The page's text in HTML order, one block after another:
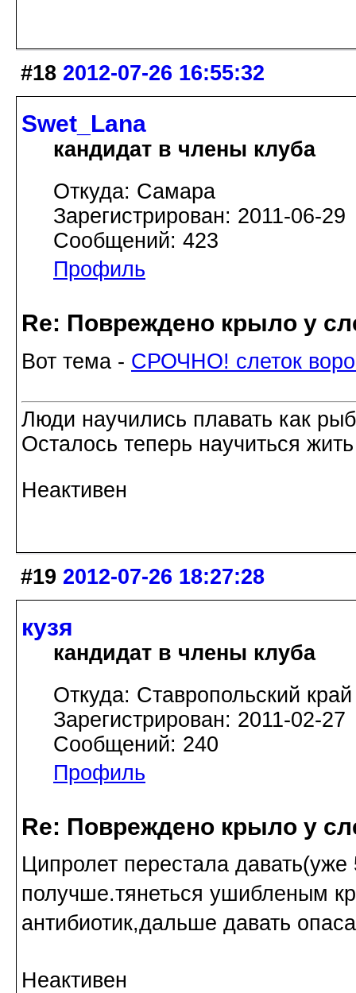
#18 2012-07-26 16:55:32
Swet_Lana
кандидат в члены клуба
Откуда: Самара
Зарегистрирован: 2011-06-29
Сообщений: 423
Профиль
Re: Повреждено крыло у
Вот тема - СРОЧНО! слеток
Люди научились плавать как
Осталось теперь научиться
Неактивен
#19 2012-07-26 18:27:28
кузя
кандидат в члены клуба
Откуда: Ставропольский край
Зарегистрирован: 2011-02-27
Сообщений: 240
Профиль
Re: Повреждено крыло у
Ципролет перестала
получше.тянеться ушибленым
антибиотик,дальше давать
Неактивен